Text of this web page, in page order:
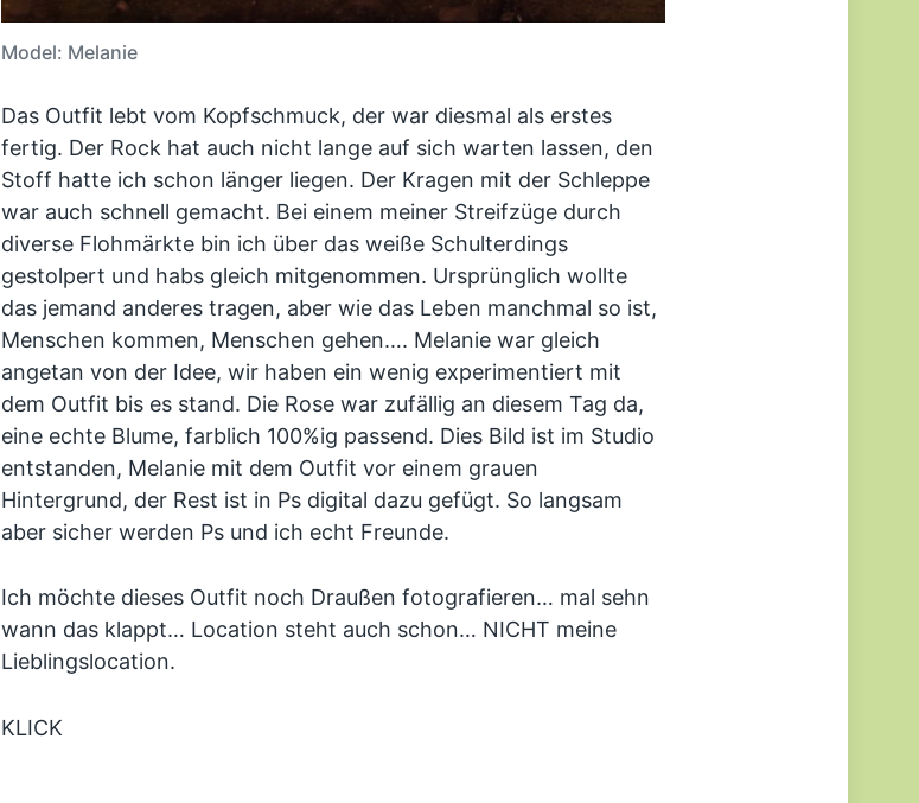
Model: Melanie
Das Outfit lebt vom Kopfschmuck, der war diesmal als erstes
fertig. Der Rock hat auch nicht lange auf sich warten lassen, den
Stoff hatte ich schon länger liegen. Der Kragen mit der Schleppe
war auch schnell gemacht. Bei einem meiner Streifzüge durch
diverse Flohmärkte bin ich über das weiße Schulterdings
gestolpert und habs gleich mitgenommen. Ursprünglich wollte
das jemand anderes tragen, aber wie das Leben manchmal so ist,
Menschen kommen, Menschen gehen…. Melanie war gleich
angetan von der Idee, wir haben ein wenig experimentiert mit
dem Outfit bis es stand. Die Rose war zufällig an diesem Tag da,
eine echte Blume, farblich 100%ig passend. Dies Bild ist im Studio
entstanden, Melanie mit dem Outfit vor einem grauen
Hintergrund, der Rest ist in Ps digital dazu gefügt. So langsam
aber sicher werden Ps und ich echt Freunde.
Ich möchte dieses Outfit noch Draußen fotografieren… mal sehn
wann das klappt… Location steht auch schon… NICHT meine
Lieblingslocation.
KLICK